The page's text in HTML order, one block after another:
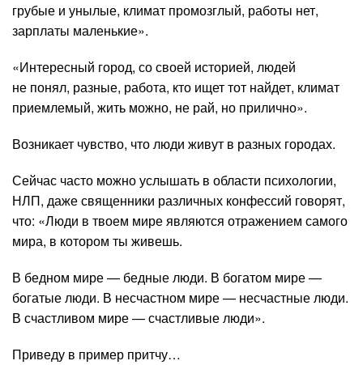
грубые и унылые, климат промозглый, работы нет,
зарплаты маленькие».
«Интересный город, со своей историей, людей
не понял, разные, работа, кто ищет тот найдет, климат
приемлемый, жить можно, не рай, но прилично».
Возникает чувство, что люди живут в разных городах.
Сейчас часто можно услышать в области психологии,
НЛП, даже священники различных конфессий говорят,
что: «Люди в твоем мире являются отражением самого
мира, в котором ты живешь.
В бедном мире — бедные люди. В богатом мире —
богатые люди. В несчастном мире — несчастные люди.
В счастливом мире — счастливые люди».
Приведу в пример притчу…